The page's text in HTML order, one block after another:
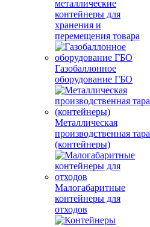
металлические
контейнеры для
хранения и
перемещения товара
Газобаллонное
оборудование ГБО
Металлическая
производственная тара
(контейнеры)
Малогабаритные
контейнеры для
отходов